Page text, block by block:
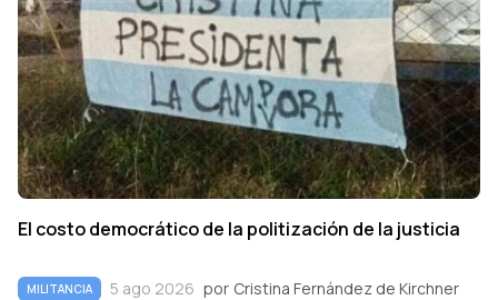
El costo democrático de la politización de la justicia
MILITANCIA 5 ago 2026 por Cristina Fernández de Kirchner